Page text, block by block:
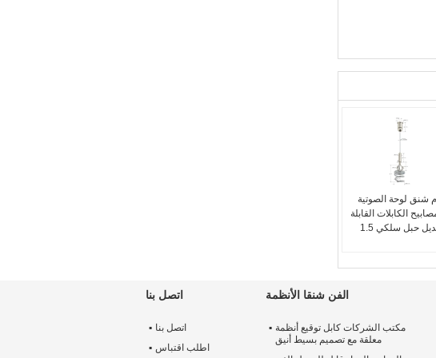
شنق لوحة الصوتية
الكابلات القابلة
للتعديل حبل سلكي 1.5
304ss ، أو 316 ss
هوك:
نيكل / كروم / أسود
الفن شنقا الأنظمة
مكتب الشركات كابل توقيع أنظمة
معلقة مع تصميم بسيط أنيق
اتصل بنا
اتصل بنا
اطلب اقتباس